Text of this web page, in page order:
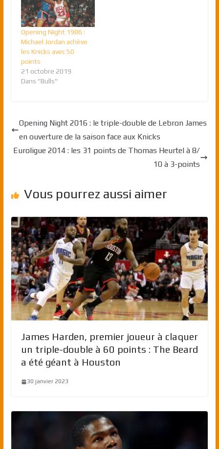
Opening Night 1986 :
Michael Jordan achève
les Knicks avec 50
points
21 octobre 2019
Dans "Bulls"
Opening Night 2016 : le triple-double de Lebron James
en ouverture de la saison face aux Knicks
Euroligue 2014 : les 31 points de Thomas Heurtel à 8/
10 à 3-points
Vous pourrez aussi aimer
James Harden, premier joueur à claquer
un triple-double à 60 points : The Beard
a été géant à Houston
30 janvier 2023